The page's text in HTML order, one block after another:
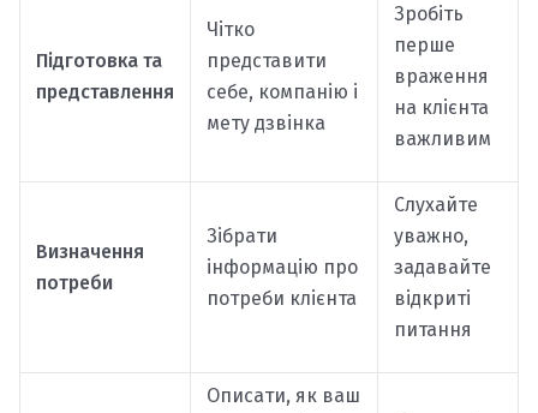
Підготовка та
представлення
Чітко
представити
себе, компанію і
мету дзвінка
Зробіть
перше
враження
на клієнта
важливим
Визначення
потреби
Зібрати
інформацію про
потреби клієнта
Слухайте
уважно,
задавайте
відкриті
питання
Описати, як ваш